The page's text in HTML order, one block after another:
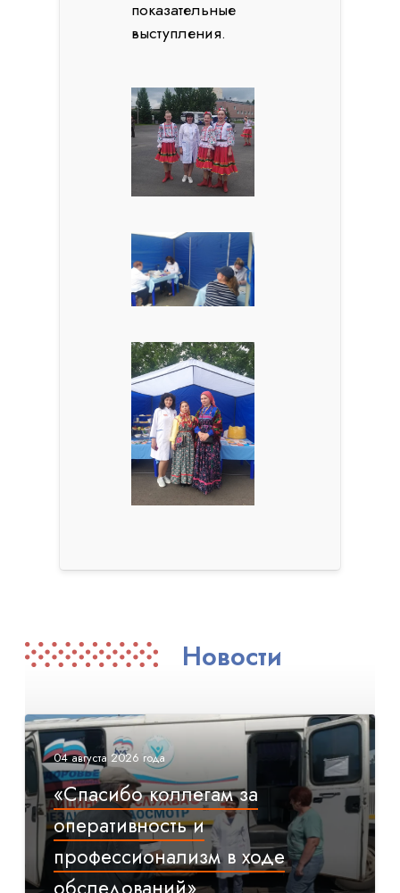
показательные
выступления.
Новости
04 августа 2026 года
«Спасибо коллегам за
оперативность и
профессионализм в ходе